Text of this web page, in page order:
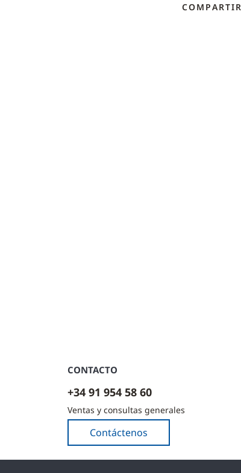
COMPARTIR
CONTACTO
+34 91 954 58 60
Ventas y consultas generales
Contáctenos